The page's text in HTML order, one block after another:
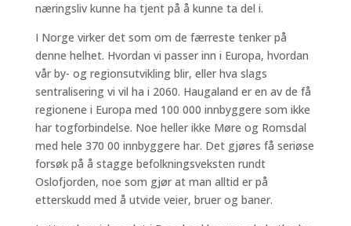
næringsliv kunne ha tjent på å kunne ta del i.
I Norge virker det som om de færreste tenker på
denne helhet. Hvordan vi passer inn i Europa, hvordan
vår by- og regionsutvikling blir, eller hva slags
sentralisering vi vil ha i 2060. Haugaland er en av de få
regionene i Europa med 100 000 innbyggere som ikke
har togforbindelse. Noe heller ikke Møre og Romsdal
med hele 370 00 innbyggere har. Det gjøres få seriøse
forsøk på å stagge befolkningsveksten rundt
Oslofjorden, noe som gjør at man alltid er på
etterskudd med å utvide veier, bruer og baner.